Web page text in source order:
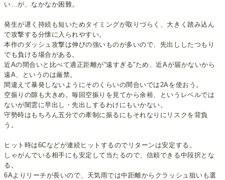
い…が、なかなか困難。
発生が遅く持続も短いためタイミングが取りづらく、大きく踏み込ん
で攻撃する分懐に入られやすい。
本作のダッシュ攻撃は伸びの強いものが多いので、先出ししたつもり
でも負ける場合がある。
近Aの間合いと比べて適正距離が“遠すぎる”ため、近Aが届かないから
遠A、というのは厳禁。
間違えて暴発しないようにそのくらいの間合いでは2Aを使おう。
空振りの隙も大きめ。毎回空振りを見てから余裕、というレベルでは
ないが闇雲に早出し・先出しするわけにもいかない。
守勢時はもちろん五分での牽制に振るにもそれなりにリスクを背負
う。
ヒット時は6Cなどが連続ヒットするのでリターンは安定する。
しゃがんでいる相手にも安定して当たるので、信頼できる中段択とな
る。
6Aよりリーチが長いので、天気雨では中距離からクラッシュ狙いも選